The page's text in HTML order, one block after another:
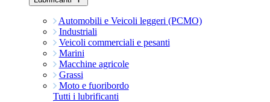
Automobili e Veicoli leggeri (PCMO)
Industriali
Veicoli commerciali e pesanti
Marini
Macchine agricole
Grassi
Moto e fuoribordo
Tutti i lubrificanti